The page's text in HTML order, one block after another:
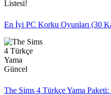
En İyi PC Korku Oyunları (30
The Sims 4 Türkçe Yama Paketi: